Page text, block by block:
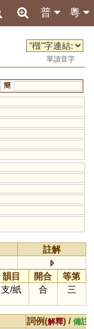
粵
普
單讀音字
簡
註解
韻目 開合
等第
支/紙 合 三
詞例(解釋) / 備註